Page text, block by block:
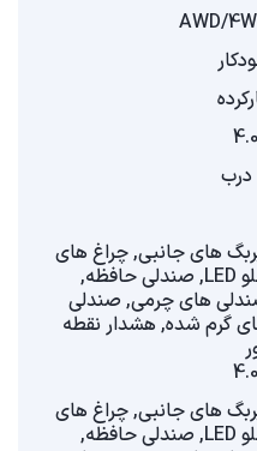
AWD/
های جانبی, چراغ های
جلو LED, صندلی حافظه,
های چرمی, صندلی
گرم شده, هشدار نقطه
های جانبی, چراغ های
جلو LED, صندلی حافظه,